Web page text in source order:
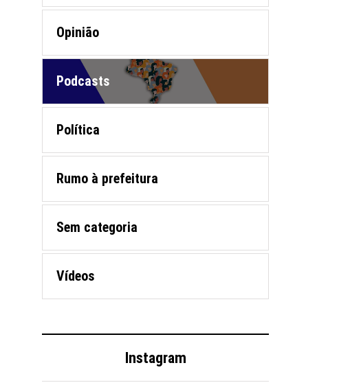
Opinião
Podcasts
Política
Rumo à prefeitura
Sem categoria
Vídeos
Instagram